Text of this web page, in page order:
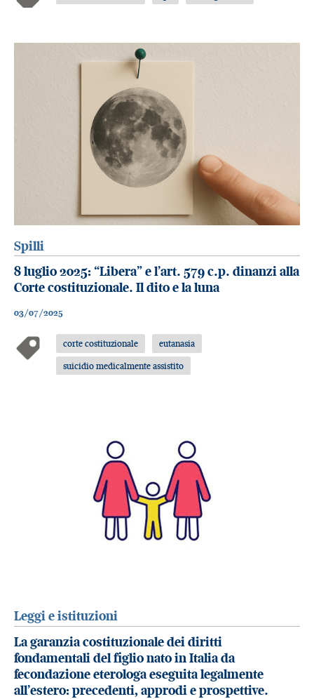
Spilli
8 luglio 2025: “Libera” e l’art. 579 c.p. dinanzi alla
Corte costituzionale. Il dito e la luna
03/07/2025
corte costituzionale
eutanasia
suicidio medicalmente assistito
Leggi e istituzioni
La garanzia costituzionale dei diritti
fondamentali del figlio nato in Italia da
fecondazione eterologa eseguita legalmente
all’estero: precedenti, approdi e prospettive.